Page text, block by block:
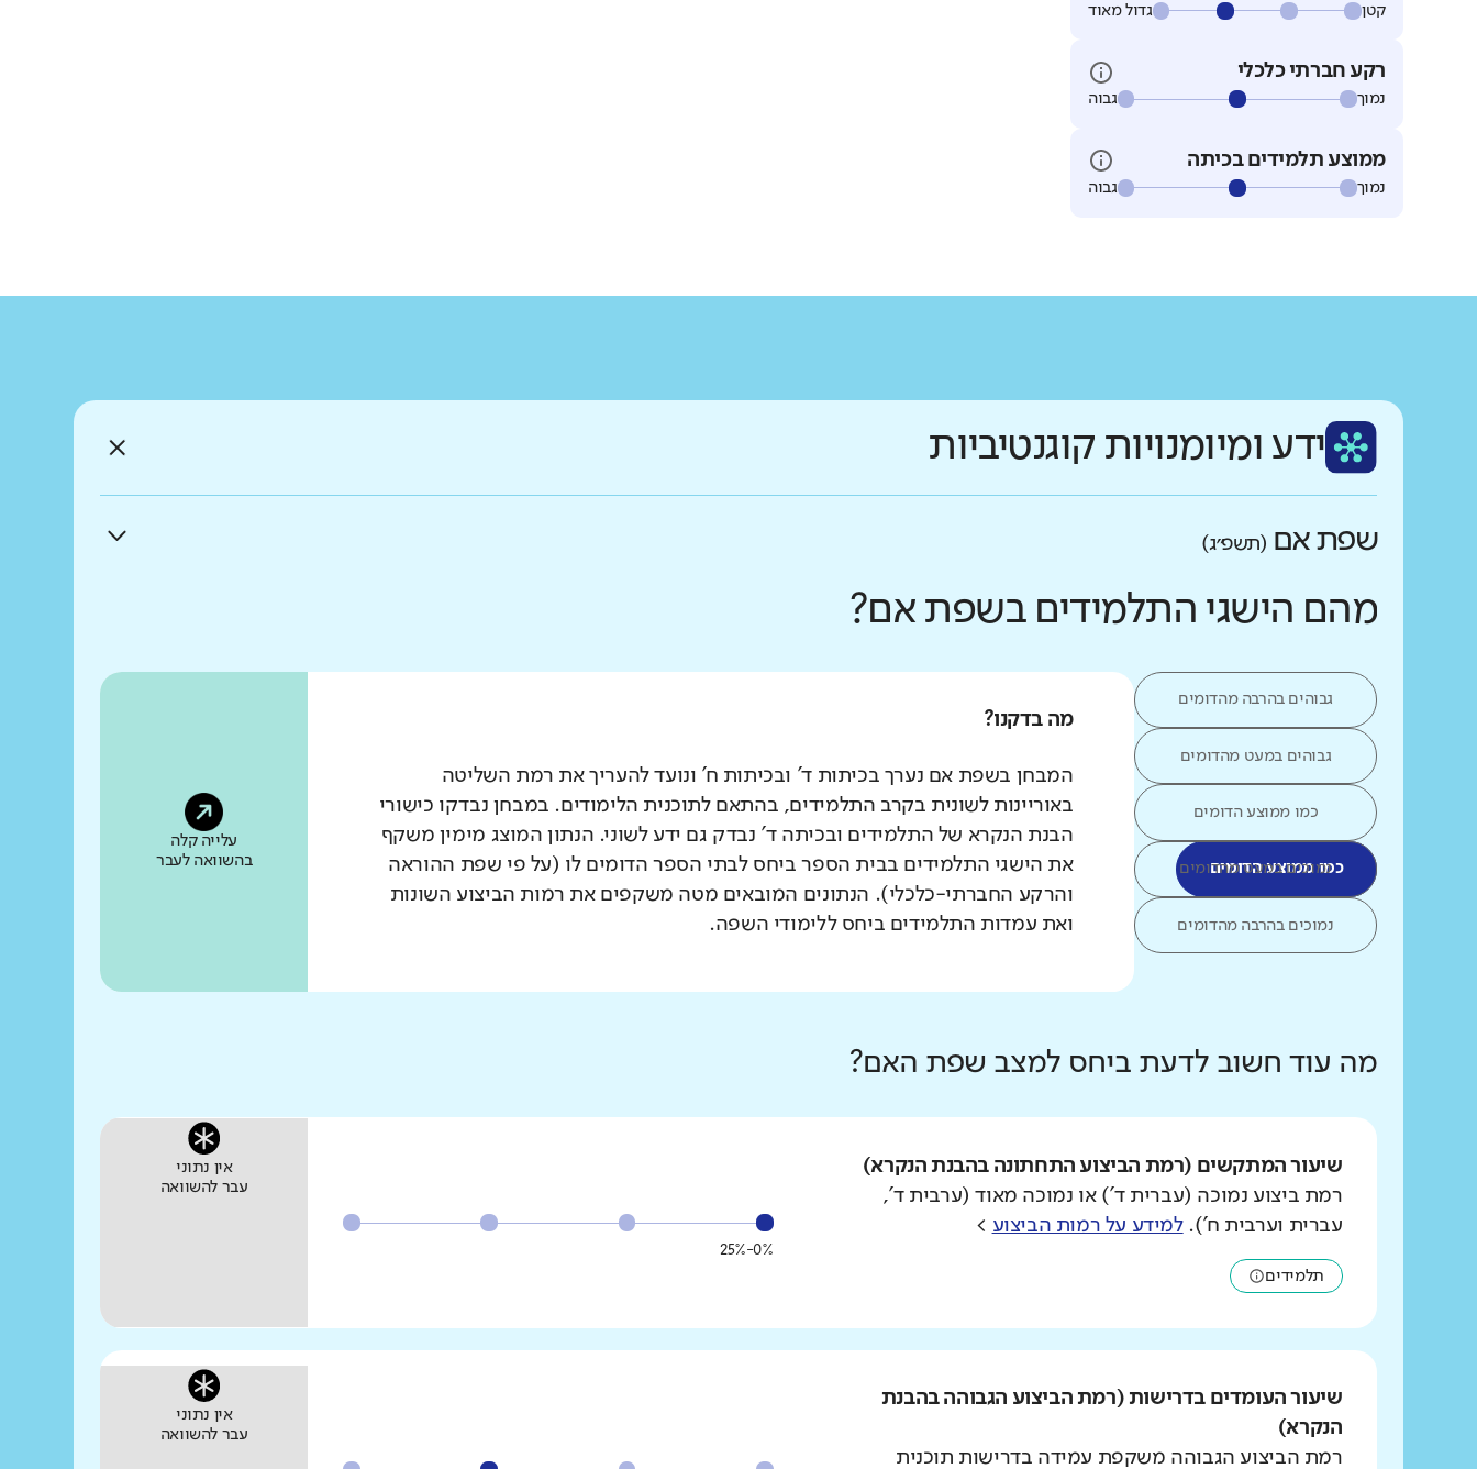
גדול מאוד קטן
רקע חברתי כלכלי
גבוה נמוך
ממוצע תלמידים בכיתה
גבוה נמוך
ידע ומיומנויות קוגנטיביות
שפת אם (תשפ״ג)
מהם הישגי התלמידים בשפת אם?
גבוהים בהרבה מהדומים
גבוהים במעט מהדומים
כמו ממוצע הדומים
כמו ממוצע הדומים
נמוכים במעט מהדומים
נמוכים בהרבה מהדומים
מה בדקנו?
המבחן בשפת אם נערך בכיתות ד' ובכיתות ח' ונועד להעריך את רמת השליטה
באוריינות לשונית בקרב התלמידים, בהתאם לתוכנית הלימודים. במבחן נבדקו כישורי
הבנת הנקרא של התלמידים ובכיתה ד' נבדק גם ידע לשוני. הנתון המוצג מימין משקף
את הישגי התלמידים בבית הספר ביחס לבתי הספר הדומים לו (על פי שפת ההוראה
והרקע החברתי-כלכלי). הנתונים המובאים מטה משקפים את רמות הביצוע השונות
ואת עמדות התלמידים ביחס ללימודי השפה.
עלייה קלה
בהשוואה לעבר
מה עוד חשוב לדעת ביחס למצב שפת האם?
שיעור המתקשים (רמת הביצוע התחתונה בהבנת הנקרא)
רמת ביצוע נמוכה (עברית ד') או נמוכה מאוד (ערבית ד',
עברית וערבית ח').למידע על רמות הביצוע >
תלמידים
0%-25%
אין נתוני
עבר להשוואה
שיעור העומדים בדרישות (רמת הביצוע הגבוהה בהבנת
הנקרא)
רמת הביצוע הגבוהה משקפת עמידה בדרישות תוכנית
אין נתוני
עבר להשוואה